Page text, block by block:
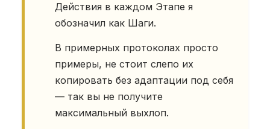
Действия в каждом Этапе я
обозначил как Шаги.
В примерных протоколах просто
примеры, не стоит слепо их
копировать без адаптации под себя
— так вы не получите
максимальный выхлоп.